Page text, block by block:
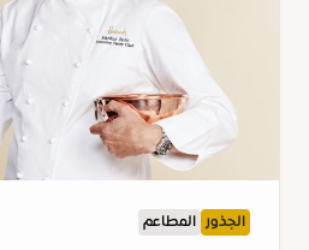
الجذور المطاعم